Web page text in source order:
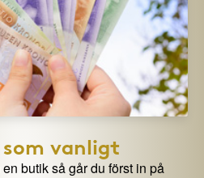
vanligt
butik så går du först in på